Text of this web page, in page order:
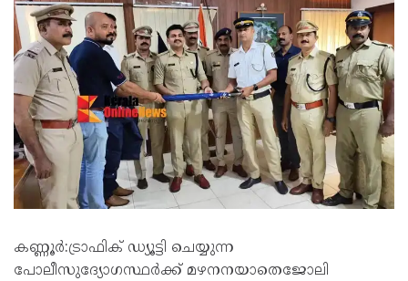
കണ്ണൂർ:ട്രാഫിക് ഡ്യൂട്ടി ചെയ്യുന്ന
പോലീസുദ്യോഗസ്ഥർക്ക് മഴനനയാതെജോലി